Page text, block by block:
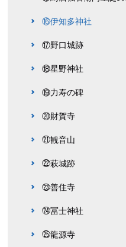
⑯伊知多神社
⑰野口城跡
⑱星野神社
⑲力寿の碑
⑳財賀寺
㉑観音山
㉒萩城跡
㉓善住寺
㉔冨士神社
㉕龍源寺